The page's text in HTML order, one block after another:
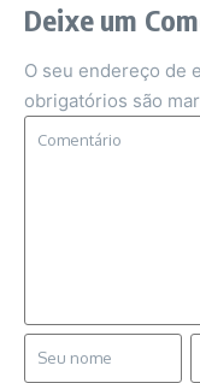
Deixe um
O seu endereço de
obrigatórios são